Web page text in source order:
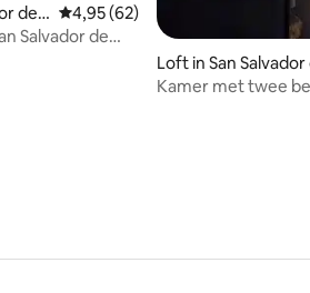
48 recensies
de J Gemiddelde beoordeling van
4,95 (62)
Salvador de
Loft in San
Kamer met twee